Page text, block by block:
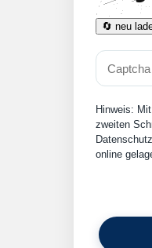
🔄 neu
Hinweis:
zweiten
online